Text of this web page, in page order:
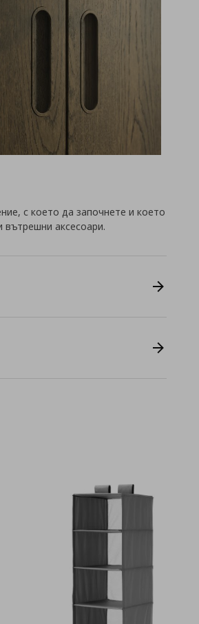
с което да започнете и което
вътрешни аксесоари.